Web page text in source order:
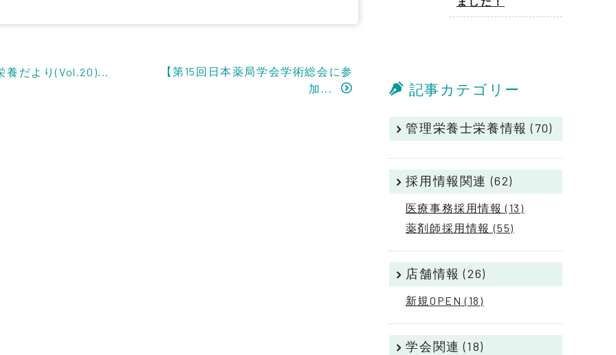
【第15回日本薬局学会学術総会に参
加...
養だより(Vol.20)...
記事カテゴリー
管理栄養士栄養情報 (70)
採用情報関連 (62)
医療事務採用情報 (13)
薬剤師採用情報 (55)
店舗情報 (26)
新規OPEN (18)
学会関連 (18)